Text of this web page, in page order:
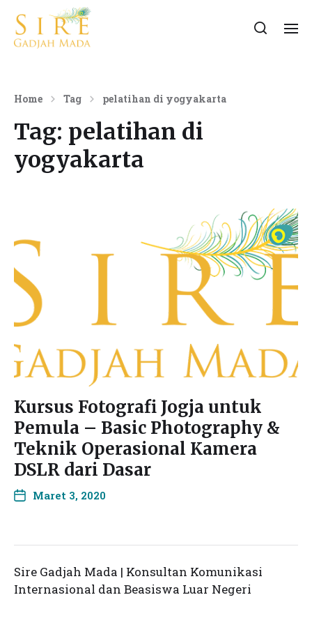
Home Tag pelatihan di yogyakarta
Tag: pelatihan di
yogyakarta
Kursus Fotografi Jogja untuk
Pemula – Basic Photography &
Teknik Operasional Kamera
DSLR dari Dasar
Maret 3, 2020
Sire Gadjah Mada | Konsultan Komunikasi
Internasional dan Beasiswa Luar Negeri